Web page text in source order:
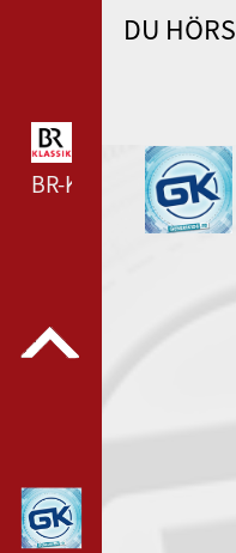
WDR 4 --- WDR 4 ---
BR-KLASSIK --- BR-
DU